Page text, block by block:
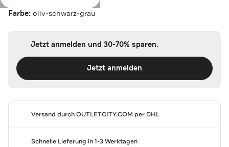
Farbe: oliv-schwarz-grau
Jetzt anmelden und 30-70% sparen.
Jetzt anmelden
Versand durchOUTLETCITY.COM per DHL
Schnelle Lieferung in 1-3 Werktagen